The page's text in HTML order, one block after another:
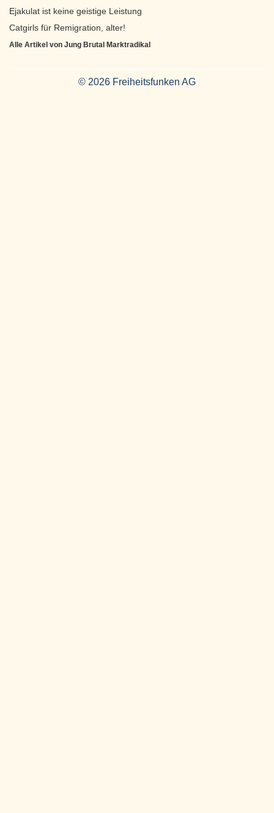
Ejakulat ist keine geistige Leistung
Catgirls für Remigration, alter!
Alle Artikel von Jung Brutal Marktradikal
© 2026 Freiheitsfunken AG